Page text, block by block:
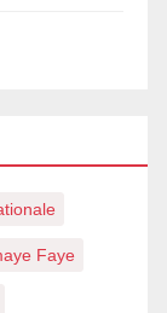
Faye